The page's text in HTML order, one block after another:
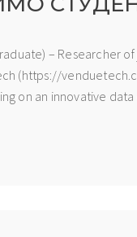
– Researcher
(https://
on an innovative